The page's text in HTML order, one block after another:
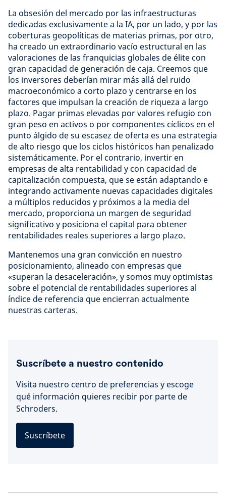
La obsesión del mercado por las infraestructuras
dedicadas exclusivamente a la IA, por un lado, y por las
coberturas geopolíticas de materias primas, por otro,
ha creado un extraordinario vacío estructural en las
valoraciones de las franquicias globales de élite con
gran capacidad de generación de caja. Creemos que
los inversores deberían mirar más allá del ruido
macroeconómico a corto plazo y centrarse en los
factores que impulsan la creación de riqueza a largo
plazo. Pagar primas elevadas por valores refugio con
gran peso en activos o por componentes cíclicos en el
punto álgido de su escasez de oferta es una estrategia
de alto riesgo que los ciclos históricos han penalizado
sistemáticamente. Por el contrario, invertir en
empresas de alta rentabilidad y con capacidad de
capitalización compuesta, que se están adaptando e
integrando activamente nuevas capacidades digitales
a múltiplos reducidos y próximos a la media del
mercado, proporciona un margen de seguridad
significativo y posiciona el capital para obtener
rentabilidades reales superiores a largo plazo.
Mantenemos una gran convicción en nuestro
posicionamiento, alineado con empresas que
«superan la desaceleración», y somos muy optimistas
sobre el potencial de rentabilidades superiores al
índice de referencia que encierran actualmente
nuestras carteras.
Suscríbete a nuestro contenido
Visita nuestro centro de preferencias y escoge
qué información quieres recibir por parte de
Schroders.
Suscríbete